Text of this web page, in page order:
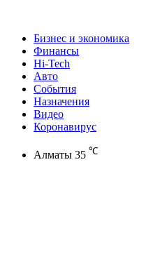
Бизнес и экономика
Финансы
Hi-Tech
Авто
События
Назначения
Видео
Коронавирус
Алматы 35 ℃